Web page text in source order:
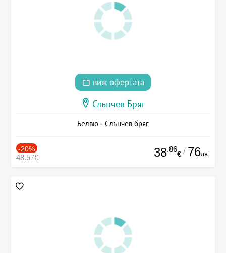
виж офертата
Слънчев Бряг
Белвю - Слънчев бряг
-20%
48.57€ 38.86
€ / 76лв.